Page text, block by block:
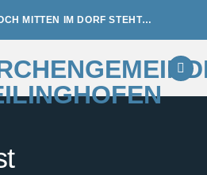
MITTEN IM DORF STEHT…